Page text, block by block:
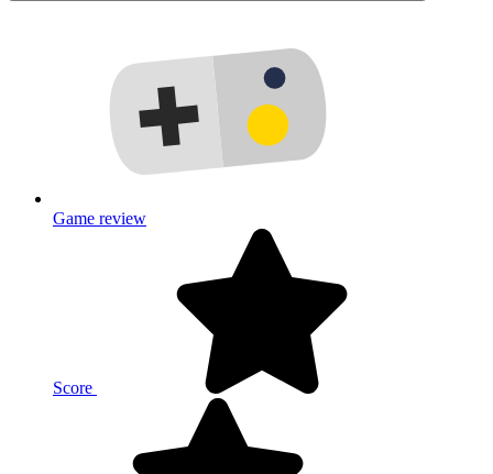
Game review
Score